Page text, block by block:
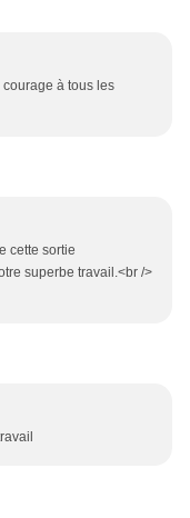
à tous les
cette sortie
superbe travail.<br />